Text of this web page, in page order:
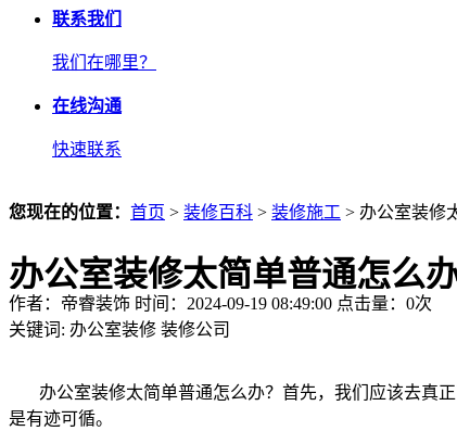
联系我们
我们在哪里？
在线沟通
快速联系
您现在的位置： 首页 > 装修百科 > 装修施工 > 办公室装修
办公室装修太简单普通怎么
作者：帝睿装饰 时间：2024-09-19 08:49:00 点击量： 0次
关键词: 办公室装修 装修公司
办公室装修太简单普通怎么办？首先，我们应该去真正
是有迹可循。